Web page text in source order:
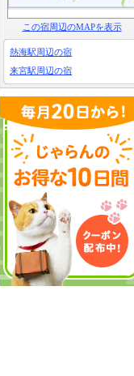
この宿周辺のMAPを表示
熱海駅周辺の宿
来宮駅周辺の宿